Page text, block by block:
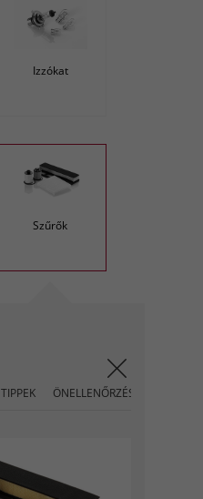
Izzókat
Szűrők
TIPPEK ÖNELLENŐRZÉS